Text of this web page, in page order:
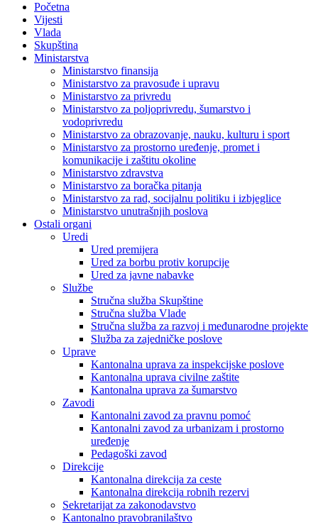
Početna
Vijesti
Vlada
Skupština
Ministarstva
Ministarstvo finansija
Ministarstvo za pravosuđe i upravu
Ministarstvo za privredu
Ministarstvo za poljoprivredu, šumarstvo i
vodoprivredu
Ministarstvo za obrazovanje, nauku, kulturu i sport
Ministarstvo za prostorno uređenje, promet i
komunikacije i zaštitu okoline
Ministarstvo zdravstva
Ministarstvo za boračka pitanja
Ministarstvo za rad, socijalnu politiku i izbjeglice
Ministarstvo unutrašnjih poslova
Ostali organi
Uredi
Ured premijera
Ured za borbu protiv korupcije
Ured za javne nabavke
Službe
Stručna služba Skupštine
Stručna služba Vlade
Stručna služba za razvoj i međunarodne projekte
Služba za zajedničke poslove
Uprave
Kantonalna uprava za inspekcijske poslove
Kantonalna uprava civilne zaštite
Kantonalna uprava za šumarstvo
Zavodi
Kantonalni zavod za pravnu pomoć
Kantonalni zavod za urbanizam i prostorno
uređenje
Pedagoški zavod
Direkcije
Kantonalna direkcija za ceste
Kantonalna direkcija robnih rezervi
Sekretarijat za zakonodavstvo
Kantonalno pravobranilaštvo